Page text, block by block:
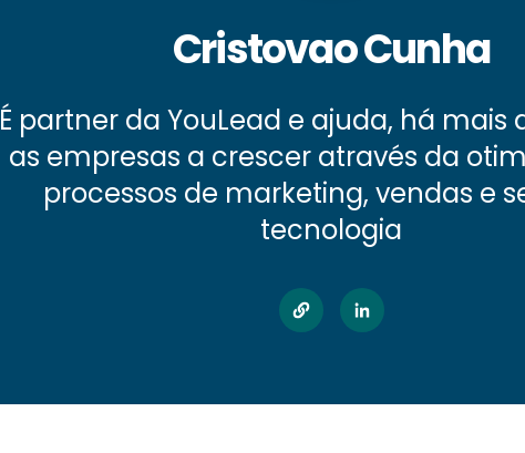
Cristovao Cunha
É partner da YouLead e ajuda, há mais
as empresas a crescer através da
processos de marketing, vendas e
tecnologia